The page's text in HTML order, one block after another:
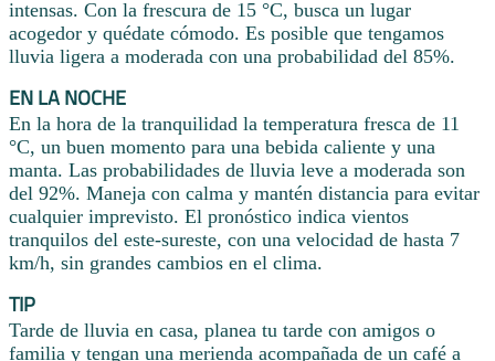
intensas. Con la frescura de 15 °C, busca un lugar
acogedor y quédate cómodo. Es posible que tengamos
lluvia ligera a moderada con una probabilidad del 85%.
EN LA NOCHE
En la hora de la tranquilidad la temperatura fresca de 11
°C, un buen momento para una bebida caliente y una
manta. Las probabilidades de lluvia leve a moderada son
del 92%. Maneja con calma y mantén distancia para evitar
cualquier imprevisto. El pronóstico indica vientos
tranquilos del este-sureste, con una velocidad de hasta 7
km/h, sin grandes cambios en el clima.
TIP
Tarde de lluvia en casa, planea tu tarde con amigos o
familia y tengan una merienda acompañada de un café a